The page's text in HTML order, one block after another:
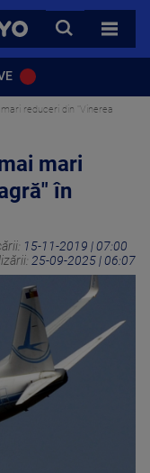
CAUTA
TOATE
reduceri din "Vinerea
mari
în
15-11-2019 | 07:00
25-09-2025 | 06:07